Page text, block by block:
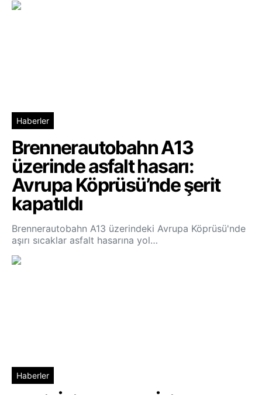
Haberler
Brennerautobahn A13
üzerinde asfalt hasarı:
Avrupa Köprüsü’nde şerit
kapatıldı
Brennerautobahn A13 üzerindeki Avrupa Köprüsü'nde
aşırı sıcaklar asfalt hasarına yol…
Haberler